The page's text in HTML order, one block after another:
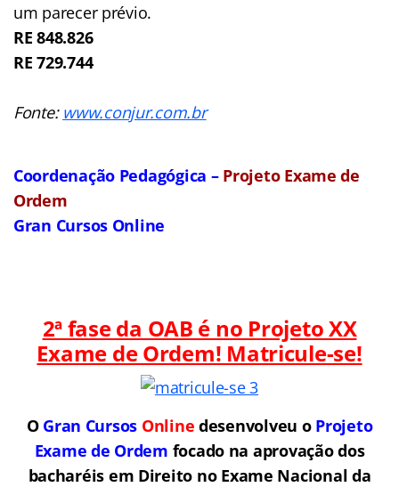
um parecer prévio.
RE 848.826
RE 729.744
Fonte: www.conjur.com.br
Coordenação Pedagógica – Projeto Exame de
Ordem
Gran Cursos Online
2ª fase da OAB é no Projeto XX
Exame de Ordem! Matricule-se!
O Gran Cursos Online desenvolveu o Projeto
Exame de Ordem focado na aprovação dos
bacharéis em Direito no Exame Nacional da